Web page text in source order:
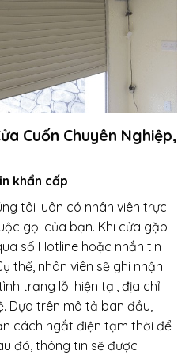
Cuốn Chuyên Nghiệp,
khẩn cấp
tôi luôn có nhân viên trực
gọi của bạn. Khi cửa gặp
số Hotline hoặc nhắn tin
thể, nhân viên sẽ ghi nhận
trạng lỗi hiện tại, địa chỉ
Dựa trên mô tả ban đầu,
cách ngắt điện tạm thời để
đó, thông tin sẽ được